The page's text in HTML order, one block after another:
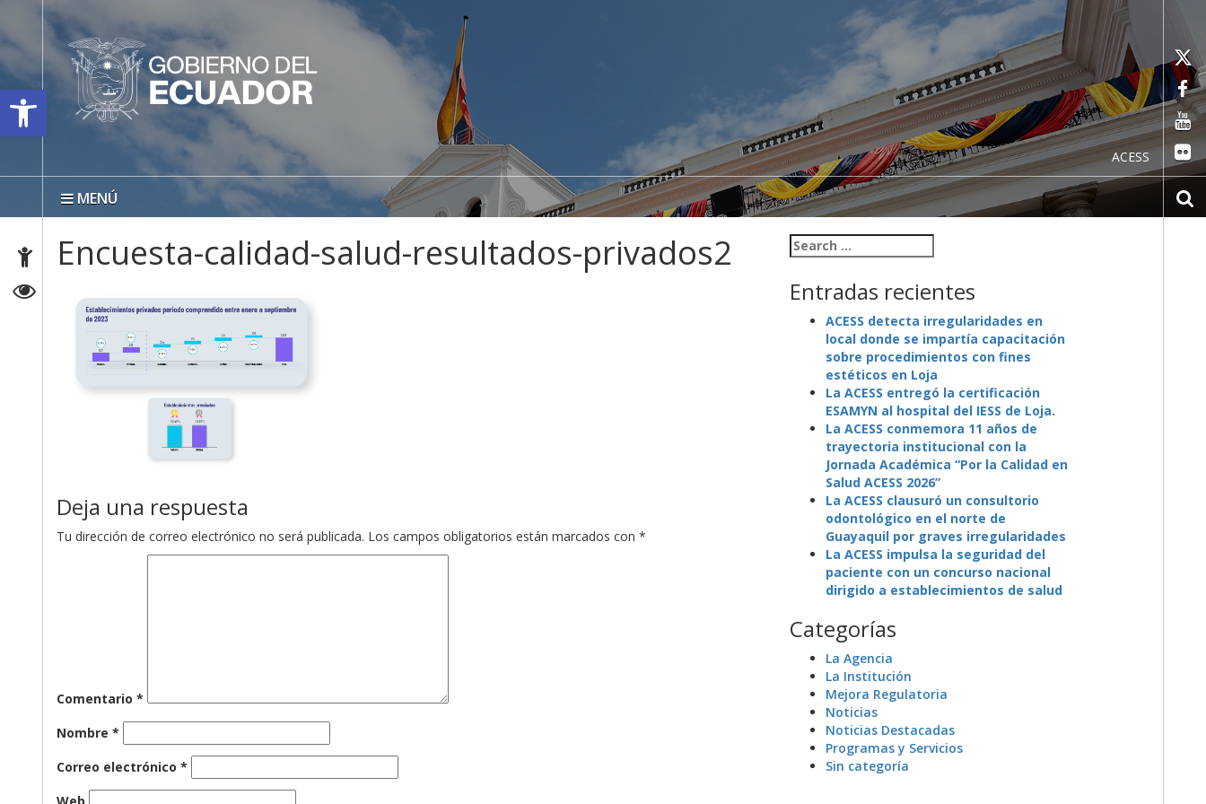
Open toolbar
ACESS
MENÚ
Encuesta-calidad-salud-resultados-privados2
Deja una respuesta
Tu dirección de correo electrónico no será publicada. Los campos obligatorios están marcados con*
Comentario*
Nombre*
Correo electrónico*
Search for:
Entradas recientes
ACESS detecta irregularidades en
local donde se impartía capacitación
sobre procedimientos con fines
estéticos en Loja
La ACESS entregó la certificación
ESAMYN al hospital del IESS de Loja.
La ACESS conmemora 11 años de
trayectoria institucional con la
Jornada Académica “Por la Calidad en
Salud ACESS 2026”
La ACESS clausuró un consultorio
odontológico en el norte de
Guayaquil por graves irregularidades
La ACESS impulsa la seguridad del
paciente con un concurso nacional
dirigido a establecimientos de salud
Categorías
La Agencia
La Institución
Mejora Regulatoria
Noticias
Noticias Destacadas
Programas y Servicios
Sin categoría